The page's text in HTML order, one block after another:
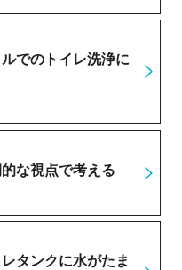
でのトイレ洗浄に
な視点で考える
タンクに水がたま